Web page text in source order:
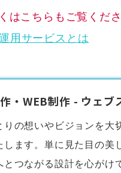
はこちらもご覧くださ
用サービスとは
・WEB制作 - ウェブ
の想いやビジョンを大
ます。単に見た目の美
つながる設計を心がけ